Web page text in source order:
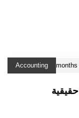
Accounting